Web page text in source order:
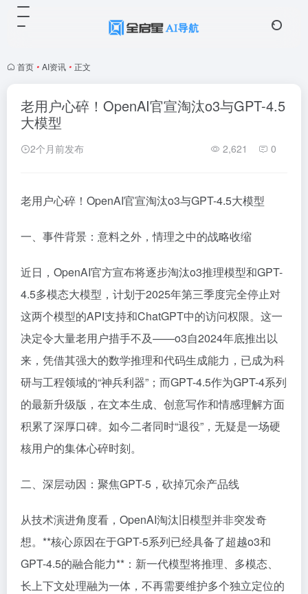
首页 • AI资讯 • 正文
老用户心碎！OpenAI官宣淘汰o3与GPT-4.5
大模型
2个月前发布 2,621 0
老用户心碎！OpenAI官宣淘汰o3与GPT-4.5大模型
一、事件背景：意料之外，情理之中的战略收缩
近日，OpenAI官方宣布将逐步淘汰o3推理模型和GPT-
4.5多模态大模型，计划于2025年第三季度完全停止对
这两个模型的API支持和ChatGPT中的访问权限。这一
决定令大量老用户措手不及——o3自2024年底推出以
来，凭借其强大的数学推理和代码生成能力，已成为科
研与工程领域的“神兵利器”；而GPT-4.5作为GPT-4系列
的最新升级版，在文本生成、创意写作和情感理解方面
积累了深厚口碑。如今二者同时“退役”，无疑是一场硬
核用户的集体心碎时刻。
二、深层动因：聚焦GPT-5，砍掉冗余产品线
从技术演进角度看，OpenAI淘汰旧模型并非突发奇
想。**核心原因在于GPT-5系列已经具备了超越o3和
GPT-4.5的融合能力**：新一代模型将推理、多模态、
长上下文处理融为一体，不再需要维护多个独立定位的